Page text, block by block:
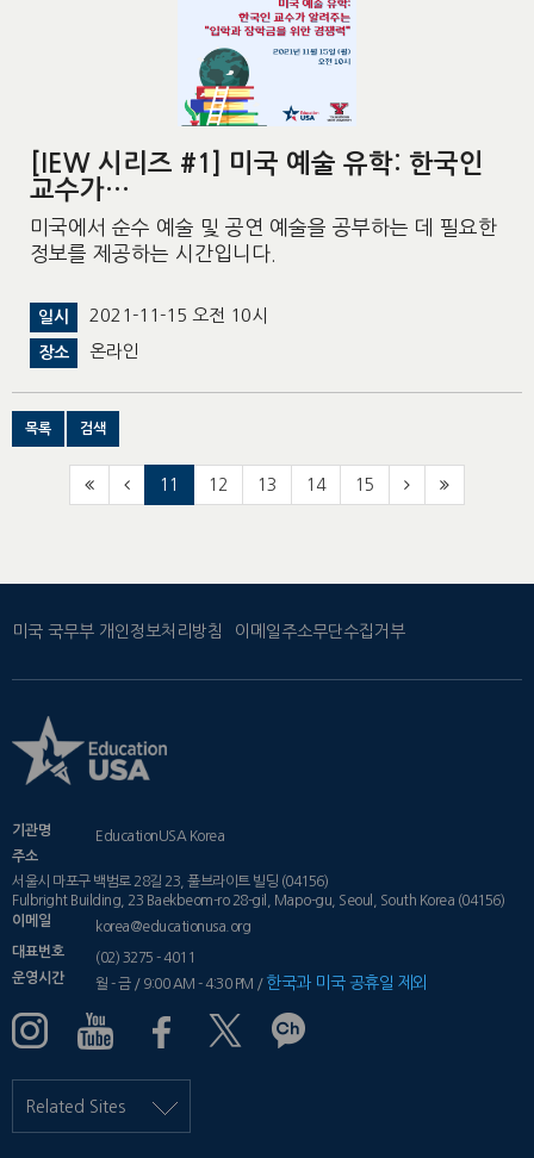
[IEW 시리즈 #1] 미국 예술 유학: 한국인
교수가…
미국에서 순수 예술 및 공연 예술을 공부하는 데 필요한
정보를 제공하는 시간입니다.
일시 2021-11-15 오전 10시
장소 온라인
목록 검색
11 12 13 14 15
미국 국무부 개인정보처리방침 이메일주소무단수집거부
기관명
EducationUSA Korea
주소
서울시 마포구 백범로 28길 23, 풀브라이트 빌딩 (04156)
Fulbright Building, 23 Baekbeom-ro 28-gil, Mapo-gu, Seoul, South Korea (04156)
이메일
korea@educationusa.org
대표번호
(02) 3275 - 4011
운영시간
월 - 금 / 9:00 AM - 4:30 PM / 한국과 미국 공휴일 제외
Related Sites